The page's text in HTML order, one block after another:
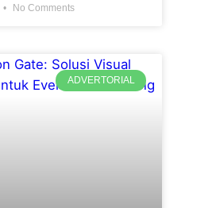
No Comments
ADVERTORIAL